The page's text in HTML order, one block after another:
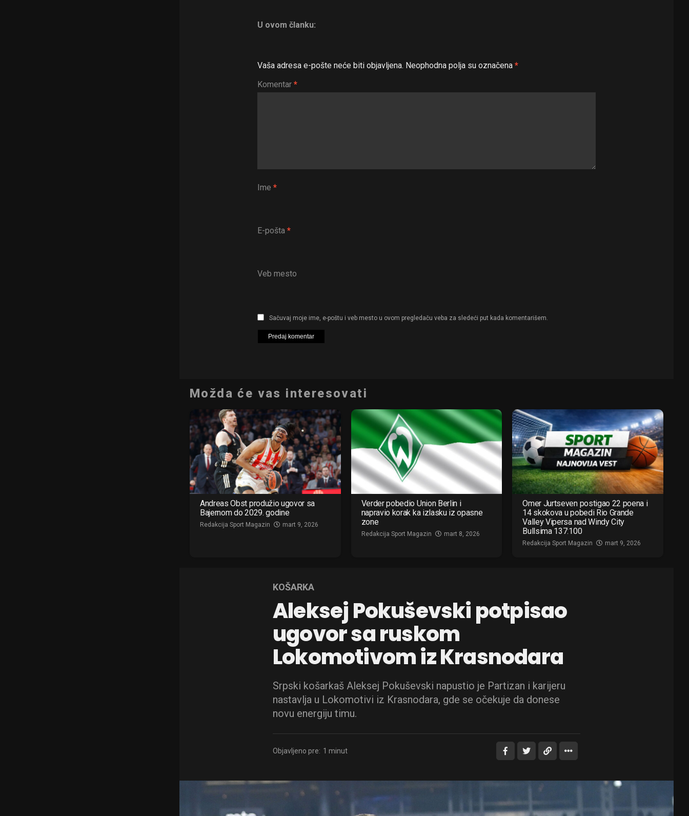
U ovom članku:
Vaša adresa e-pošte neće biti objavljena. Neophodna polja su označena *
Komentar *
Ime *
E-pošta *
Veb mesto
Sačuvaj moje ime, e-poštu i veb mesto u ovom pregledaču veba za sledeći put kada komentarišem.
Možda će vas interesovati
Andreas Obst produžio ugovor sa
Bajernom do 2029. godine
Redakcija Sport Magazin mart 9, 2026
Verder pobedio Union Berlin i
napravio korak ka izlasku iz opasne
zone
Redakcija Sport Magazin mart 8, 2026
Omer Jurtseven postigao 22 poena i
14 skokova u pobedi Rio Grande
Valley Vipersa nad Windy City
Bullsima 137:100
Redakcija Sport Magazin mart 9, 2026
KOŠARKA
Aleksej Pokuševski potpisao
ugovor sa ruskom
Lokomotivom iz Krasnodara
Srpski košarkaš Aleksej Pokuševski napustio je Partizan i karijeru
nastavlja u Lokomotivi iz Krasnodara, gde se očekuje da donese
novu energiju timu.
Objavljeno pre: 1 minut